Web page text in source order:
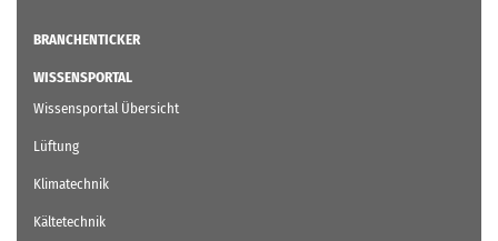
BRANCHENTICKER
WISSENSPORTAL
Wissensportal Übersicht
Lüftung
Klimatechnik
Kältetechnik